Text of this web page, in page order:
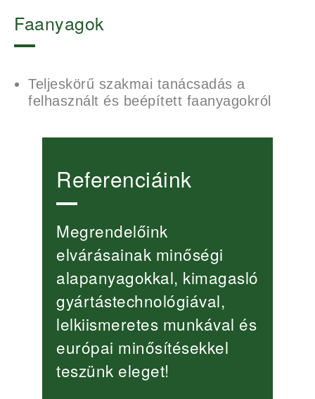
Faanyagok
Teljeskörű szakmai tanácsadás a
felhasznált és beépített faanyagokról
Referenciáink
Megrendelőink
elvárásainak minőségi
alapanyagokkal, kimagasló
gyártástechnológiával,
lelkiismeretes munkával és
európai minősítésekkel
teszünk eleget!